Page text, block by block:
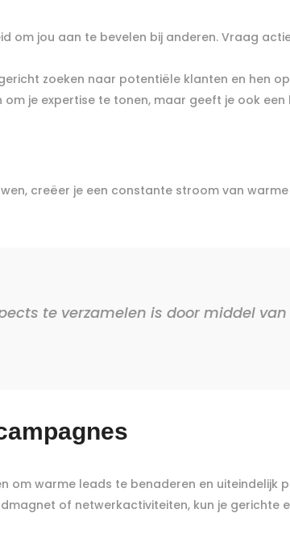
om jou aan te bevelen bij anderen. Vraag
zoeken naar potentiële klanten en hen
om je expertise te tonen, maar geeft je ook
creëer je een constante stroom van
te verzamelen is door middel
om warme leads te benaderen en uiteindelijk
of netwerkactiviteiten, kun je gerichte